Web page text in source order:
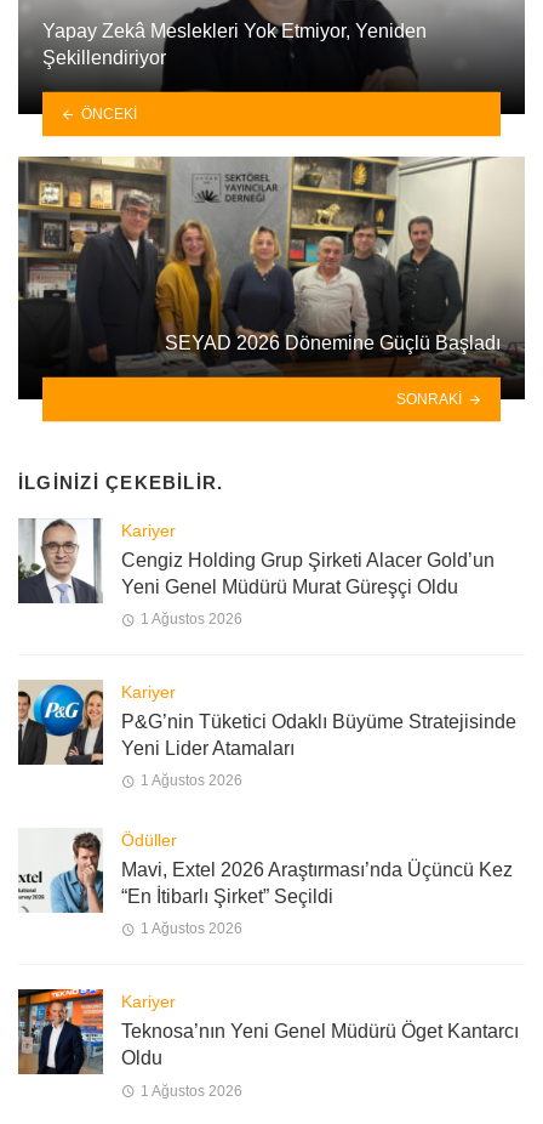
Yapay Zekâ Meslekleri Yok Etmiyor, Yeniden
Şekillendiriyor
ÖNCEKI
SEYAD 2026 Dönemine Güçlü Başladı
SONRAKI
İLGINIZI ÇEKEBILIR.
Kariyer
Cengiz Holding Grup Şirketi Alacer Gold’un
Yeni Genel Müdürü Murat Güreşçi Oldu
1 Ağustos 2026
Kariyer
P&G’nin Tüketici Odaklı Büyüme Stratejisinde
Yeni Lider Atamaları
1 Ağustos 2026
Ödüller
Mavi, Extel 2026 Araştırması’nda Üçüncü Kez
“En İtibarlı Şirket” Seçildi
1 Ağustos 2026
Kariyer
Teknosa’nın Yeni Genel Müdürü Öget Kantarcı
Oldu
1 Ağustos 2026